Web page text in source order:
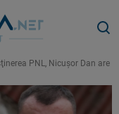
PNL, Nicuşor Dan are